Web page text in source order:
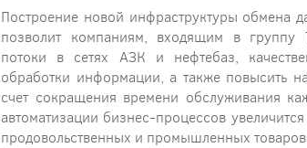
Построение новой инфраструктуры обмена
позволит компаниям, входящим в группу
потоки в сетях АЗК и нефтебаз,
обработки информации, а также повысить
счет сокращения времени обслуживания
автоматизации бизнес-процессов
продовольственных и промышленных